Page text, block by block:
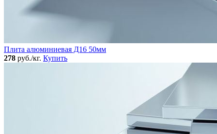
Плита алюминиевая Д16 50мм
278 руб./кг. Купить